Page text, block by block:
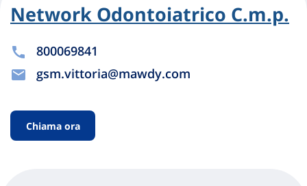
Network Odontoiatrico C.m.p.
800069841
gsm.vittoria@mawdy.com
Chiama ora